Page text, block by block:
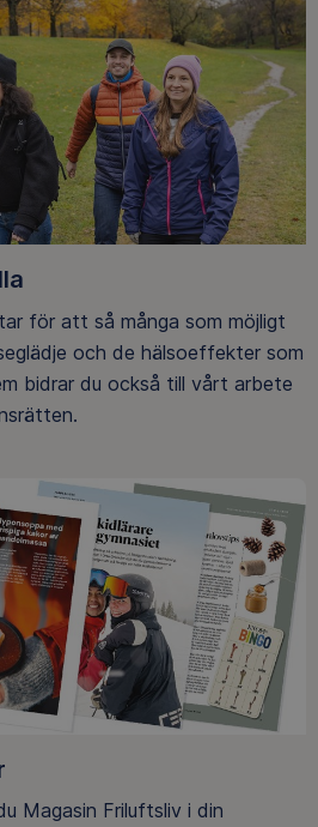
för att så många som möjligt
och de hälsoeffekter som
bidrar du också till vårt arbete
Magasin Friluftsliv i din